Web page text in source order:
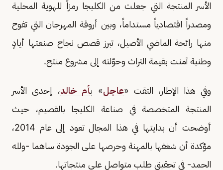
الأسر المنتجة التي جعلت من الكليجا رمزاً للهوية المحلية
ومصدراً اقتصادياً مستداماً، وبين أروقة المهرجان التي تفوح
منها رائحة الماضي الأصيل، تبرز قصص نجاح صنعتها أيادٍ
وطنية آمنت بقيمة التراث وحوّلته إلى مشروع منتج.
وفي هذا الإطار، التقت «عاجل» بأم خالد، إحدى الأسر
المنتجة المتخصصة في صناعة الكليجا بالقصيم، حيث
أوضحت أن بدايتها في هذا المجال تعود إلى عام 2014،
مؤكدة أن شغفها بالمهنة وحرصها على الجودة ساهما -ولله
الحمد- في تحقيق طلب متواصل على منتجاتها.